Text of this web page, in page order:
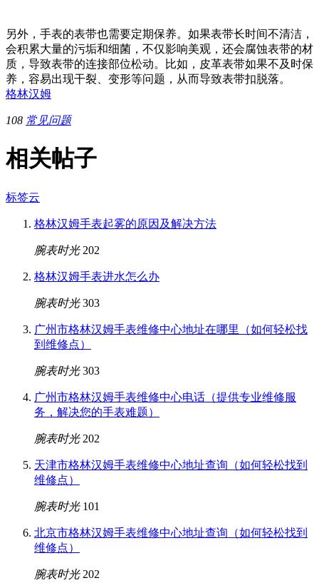
另外，手表的表带也需要定期保养。如果表带长时间不清洁，
会积累大量的污垢和细菌，不仅影响美观，还会腐蚀表带的材
质，导致表带的连接部位松动。比如，皮革表带如果不及时保
养，容易出现干裂、变形等问题，从而导致表带扣脱落。
格林汉姆
108 常见问题
相关帖子
标签云
格林汉姆手表起雾的原因及解决方法
腕表时光 202
格林汉姆手表进水怎么办
腕表时光 303
广州市格林汉姆手表维修中心地址在哪里（如何轻松找
到维修点）
腕表时光 303
广州市格林汉姆手表维修中心电话（提供专业维修服
务，解决您的手表难题）
腕表时光 202
天津市格林汉姆手表维修中心地址查询（如何轻松找到
维修点）
腕表时光 101
北京市格林汉姆手表维修中心地址查询（如何轻松找到
维修点）
腕表时光 202